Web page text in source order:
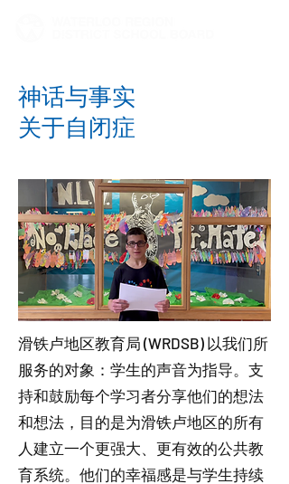
神话与事实
关于自闭症
滑铁卢地区教育局 (WRDSB) 以我们所
服务的对象：学生的声音为指导。支
持和鼓励每个学习者分享他们的想法
和想法，目的是为滑铁卢地区的所有
人建立一个更强大、更有效的公共教
育系统。他们的幸福感是与学生持续